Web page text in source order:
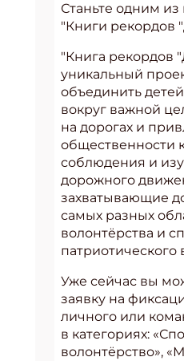
Станьте одним
"Книги
"Книга рекордов
уникальный
объединить
вокруг важной
на дорогах и
общественности
соблюдения и
дорожного
захватывающие
самых разных
волонтёрства и
патриотического
Уже сейчас вы
заявку на
личного или
в категориях:
волонтёрство»,